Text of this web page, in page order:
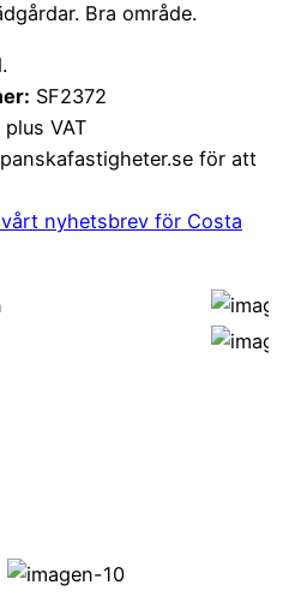
Bra område.
SF2372
VAT
för att
nyhetsbrev för Costa